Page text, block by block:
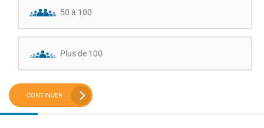
50 à 100
Plus de 100
CONTINUER